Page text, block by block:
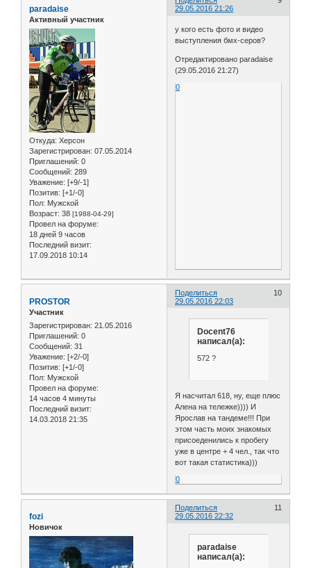
29.05.2016 21:26
paradaise
Активный участник
Откуда: Херсон
Зарегистрирован: 07.05.2014
Приглашений: 0
Сообщений: 289
Уважение: [+9/-1]
Позитив: [+1/-0]
Пол: Мужской
Возраст: 38 [1988-04-29]
Провел на форуме:
18 дней 9 часов
Последний визит:
17.09.2018 10:14
у кого есть фото и видео
выступления бмх-серов?
Отредактировано paradaise
(29.05.2016 21:27)
0
Поделиться
10
29.05.2016 22:03
PROSTOR
Участник
Зарегистрирован: 21.05.2016
Приглашений: 0
Сообщений: 31
Уважение: [+2/-0]
Позитив: [+1/-0]
Пол: Мужской
Провел на форуме:
14 часов 4 минуты
Последний визит:
14.03.2018 21:35
Docent76
написал(а):
572 ?
Я насчитал 618, ну, еще плюс
Алена на тележке)))) И
Ярослав на тандеме!!! При
этом часть моих знакомых
присоеденились к пробегу
уже в центре + 4 чел., так что
вот такая статистика)))
0
Поделиться
11
29.05.2016 22:32
fozi
Новичок
paradaise
написал(а):